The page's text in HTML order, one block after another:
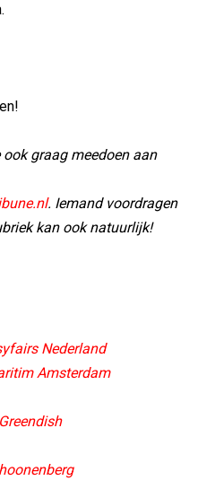
graag meedoen aan
. Iemand voordragen
kan ook natuurlijk!
Nederland
Amsterdam